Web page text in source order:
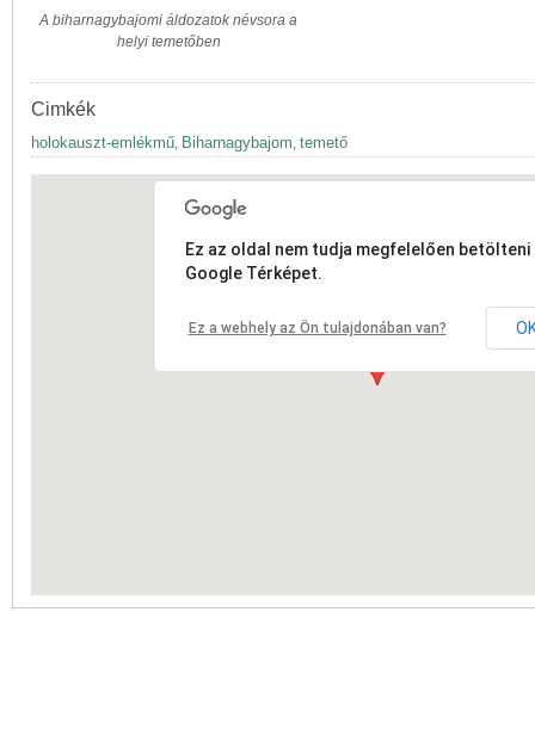
A biharnagybajomi áldozatok névsora a
helyi temetőben
Cimkék
holokauszt-emlékmű, Biharnagybajom, temető
Ez az oldal nem tudja megfelelően betölteni
Google Térképet.
Ez a webhely az Ön tulajdonában van?